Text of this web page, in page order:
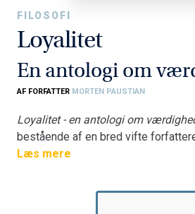
FILOSOFI
Loyalitet
En antologi om
AF FORFATTER MORTEN PAUSTIAN
Loyalitet - en antologi om
bestående af en bred vifte
kultur, forskning og erhvervslivet. De
forbavsende vigtigt loyalitet i
menneske synes at gå gennem
Læs mere